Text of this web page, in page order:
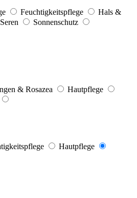
Feuchtigkeitspflege
Hals &
Seren
Sonnenschutz
& Rosazea
Hautpflege
Hautpflege